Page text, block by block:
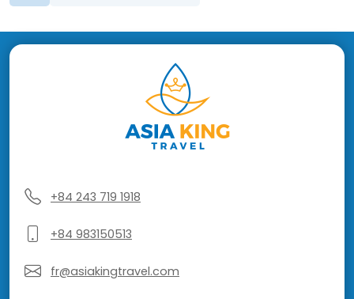
+84 243 719 1918
+84 983150513
fr@asiakingtravel.com